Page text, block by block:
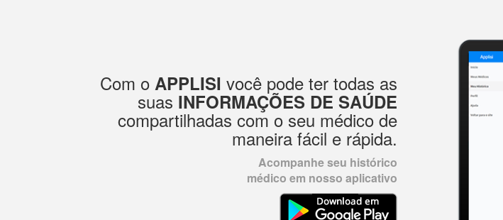
Com o APPLISI você pode ter todas as
suas INFORMAÇÕES DE SAÚDE
compartilhadas com o seu médico de
maneira fácil e rápida.
Acompanhe seu histórico
médico em nosso aplicativo